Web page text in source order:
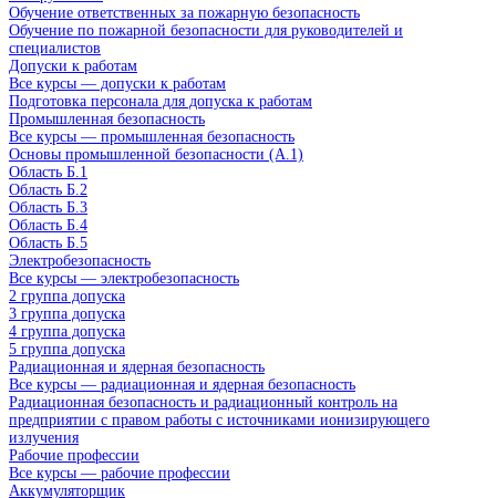
Обучение ответственных за пожарную безопасность
Обучение по пожарной безопасности для руководителей и
специалистов
Допуски к работам
Все курсы — допуски к работам
Подготовка персонала для допуска к работам
Промышленная безопасность
Все курсы — промышленная безопасность
Основы промышленной безопасности (A.1)
Область Б.1
Область Б.2
Область Б.3
Область Б.4
Область Б.5
Электробезопасность
Все курсы — электробезопасность
2 группа допуска
3 группа допуска
4 группа допуска
5 группа допуска
Радиационная и ядерная безопасность
Все курсы — радиационная и ядерная безопасность
Радиационная безопасность и радиационный контроль на
предприятии с правом работы с источниками ионизирующего
излучения
Рабочие профессии
Все курсы — рабочие профессии
Аккумуляторщик